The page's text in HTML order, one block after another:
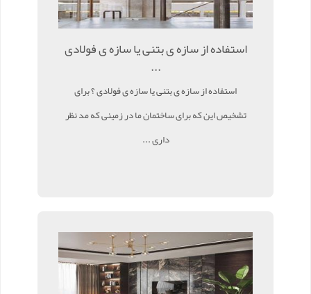
استفاده از سازه ی بتنی یا سازه ی فولادی
...
استفاده از سازه ی بتنی یا سازه ی فولادی ؟ برای
تشخیص این که برای ساختمان ما در زمینی که مد نظر
داری ...